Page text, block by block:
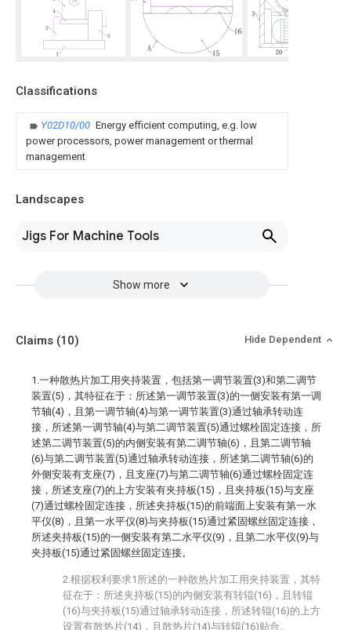
Classifications
Y02D10/00 Energy efficient computing, e.g. low
power processors, power management or thermal
management
Landscapes
Jigs For Machine Tools
Show more
Claims (10) Hide Dependent
1.一种散热片加工用夹持装置，包括第一调节装置(3)和第二调节
装置(5)，其特征在于：所述第一调节装置(3)的一侧安装有第一调
节轴(4)，且第一调节轴(4)与第一调节装置(3)通过轴承转动连
接，所述第一调节轴(4)与第二调节装置(5)通过螺栓固定连接，所
述第二调节装置(5)的内侧安装有第二调节轴(6)，且第二调节轴
(6)与第二调节装置(5)通过轴承转动连接，所述第二调节轴(6)的
外侧安装有支座(7)，且支座(7)与第二调节轴(6)通过螺栓固定连
接，所述支座(7)的上方安装有夹持板(15)，且夹持板(15)与支座
(7)通过螺栓固定连接，所述夹持板(15)的前端面上安装有第一水
平仪(8)，且第一水平仪(8)与夹持板(15)通过紧固螺丝固定连接，
所述夹持板(15)的一侧安装有第二水平仪(9)，且第二水平仪(9)与
夹持板(15)通过紧固螺丝固定连接。
2.根据权利要求1所述的一种散热片加工用夹持装置，其特
征在于：所述夹持板(15)的内侧安装有转辊(16)，且转辊
(16)与夹持板(15)通过轴承转动连接，所述转辊(16)的上方
设置有散热片(14)，且散热片(14)与转辊(16)贴合。